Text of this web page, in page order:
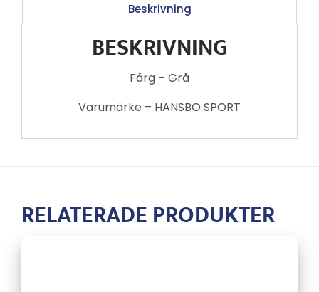
Beskrivning
BESKRIVNING
Färg – Grå
Varumärke – HANSBO SPORT
RELATERADE PRODUKTER